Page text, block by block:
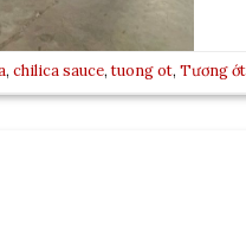
,chilica sauce,tuong ot,Tương